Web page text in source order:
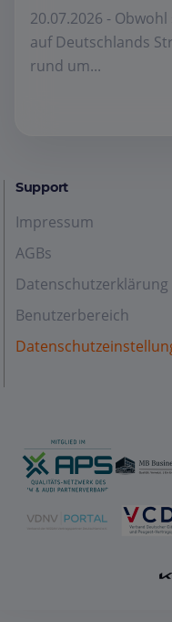
20.07.2026 -
auf Deutschlands
rund um...
Support
Impressum
AGBs
Datenschutzerklärung
Benutzerbereich